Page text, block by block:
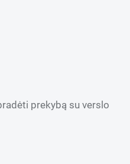
prekybą su verslo